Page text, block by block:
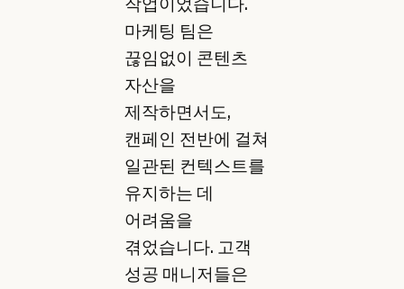
마케팅 팀은
끊임없이 콘텐츠
자산을
제작하면서도,
캔페인 전반에 걸쳐
일관된 컨텍스트를
유지하는 데
어려움을
겪었습니다. 고객
성공 매니저들은